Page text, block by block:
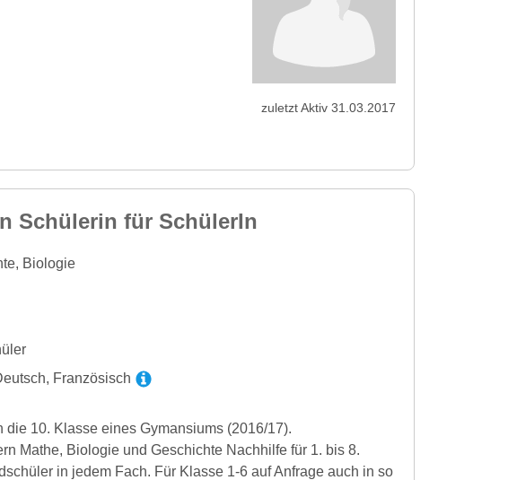
zuletzt Aktiv 31.03.2017
Schülerin für SchülerIn
Biologie
Französisch
die 10. Klasse eines Gymansiums (2016/17).
Mathe, Biologie und Geschichte Nachhilfe für 1. bis 8.
in jedem Fach. Für Klasse 1-6 auf Anfrage auch in so